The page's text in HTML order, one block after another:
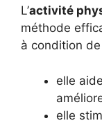
L’activité
méthode
à condition
elle
elle